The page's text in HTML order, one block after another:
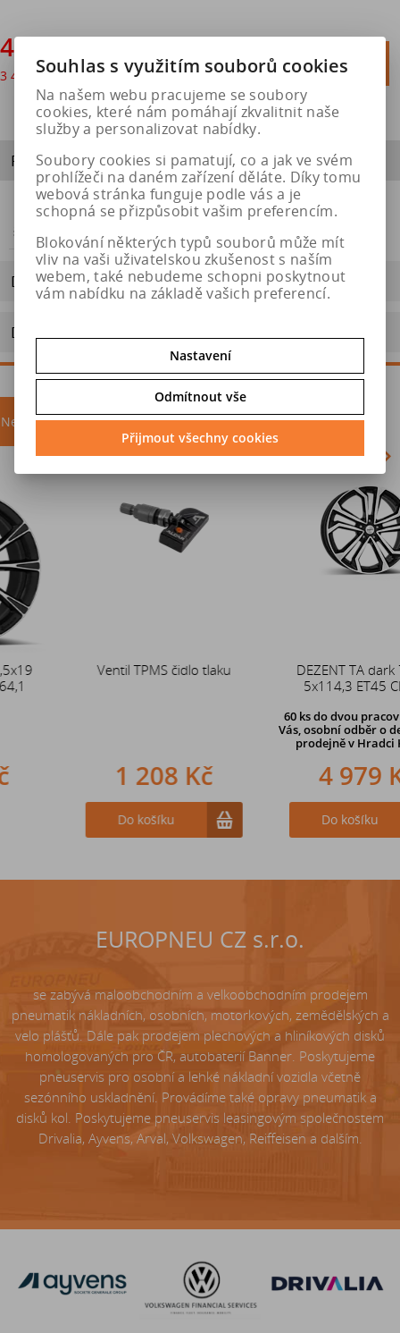
4 185 Kč
3 459 Kčbez DPH

Do košíku
Parametry
Energetický
štítek
https://eprel.ec.europa.eu/qr/1945842
Dotaz na výrobek
Doporučit výrobek
Nejprodávanější akce
Ventil TPMS čidlo tlaku
1 208 Kč
DEZENT TA dark 7,5x18
5x114,3 ET45 CB67,1
do dvou pracovních dní u
Vás, osobní odběr o den dřívena
prodejně v Hradci Králové
4 979 Kč
Duše 12x4 (4.00-4) kovový
zahnutý ventil TR87
242 Kč
EUROPNEU CZ s.r.o.
se zabývá maloobchodním a velkoobchodním prodejem
pneumatik nákladních, osobních, motorkových, zemědělských a
velo plášťů. Dále pak prodejem plechových a hliníkových disků
homologovaných pro ČR, autobaterií Banner. Poskytujeme
pneuservis pro osobní a lehké nákladní vozidla včetně
sezónního uskladnění. Provádíme také opravy pneumatik a
disků kol. Poskytujeme pneuservis leasingovým společnostem
Drivalia, Ayvens, Arval, Volkswagen, Reiffeisen a dalším.
Souhlas s využitím souborů cookies
Na našem webu pracujeme se soubory
cookies, které nám pomáhají zkvalitnit naše
služby a personalizovat nabídky.
Soubory cookies si pamatují, co a jak ve svém
prohlížeči na daném zařízení děláte. Díky tomu
webová stránka funguje podle vás a je
schopná se přizpůsobit vašim preferencím.
Blokování některých typů souborů může mít
vliv na vaši uživatelskou zkušenost s naším
webem, také nebudeme schopni poskytnout
vám nabídku na základě vašich preferencí.
Nastavení
Odmítnout vše
Přijmout všechny cookies